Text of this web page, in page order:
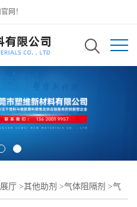
网！
厅 >其他助剂 >气体阻隔剂 >气